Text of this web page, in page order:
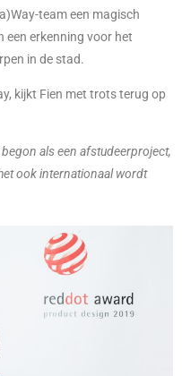
team een magisch
een erkenning voor het
in de stad.
kijkt Fien met trots terug op
als een afstudeerproject,
ook internationaal wordt